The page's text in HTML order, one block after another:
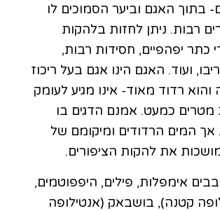
בתוך האגם וביער הסמוכים לו
רבות. ניתן לחזות בלהקות
כתר יפהפיים, חסידות רבות,
ועוד. האגם הינו אגם בעל ריכוז
והוא רדוד מאוד- אינו מגיע לעומק
של יותר מ-3 מטרים כמעט. אמנם הדגים בו
אך המים הרדודים ומיקומם של
את להקות הציפורים.
אימפלות, פילים, היפפוטמים,
קטנה), בושבאק (אנטילופה